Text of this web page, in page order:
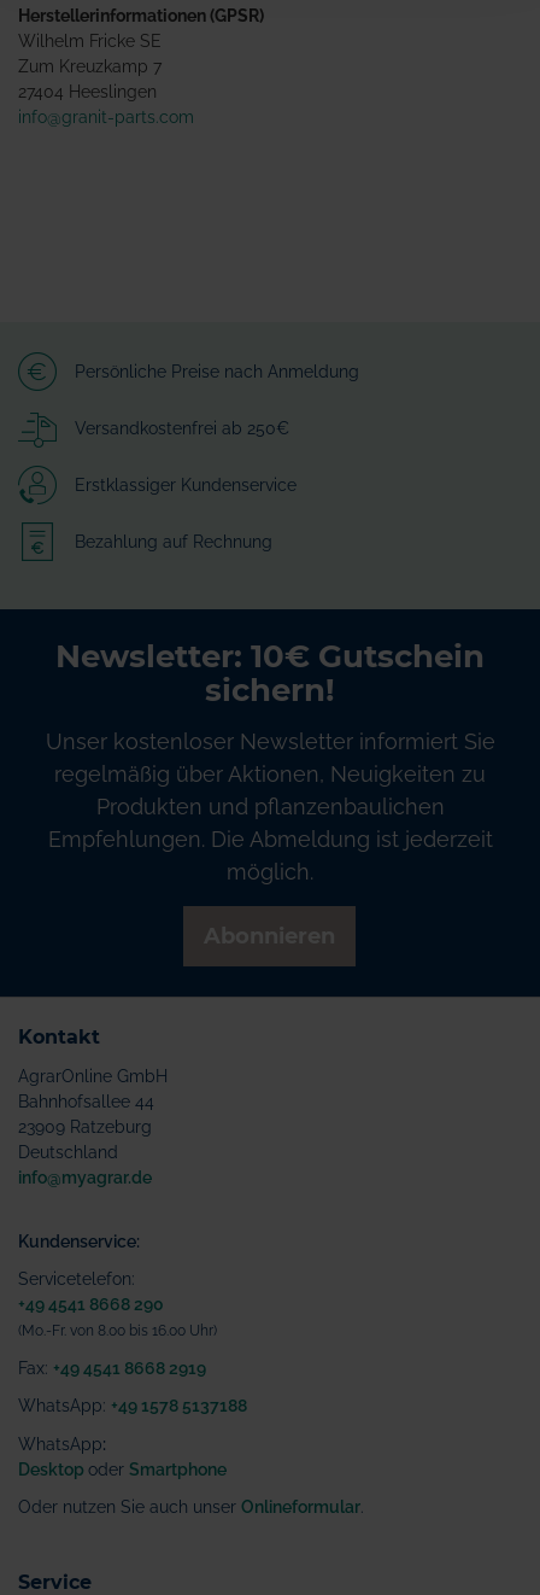
Herstellerinformationen (GPSR)
Wilhelm Fricke SE
Zum Kreuzkamp 7
27404 Heeslingen
info@granit-parts.com
Persönliche Preise nach Anmeldung
Versandkostenfrei ab 250€
Erstklassiger Kundenservice
Bezahlung auf Rechnung
Newsletter: 10€ Gutschein
sichern!
Unser kostenloser Newsletter informiert Sie
regelmäßig über Aktionen, Neuigkeiten zu
Produkten und pflanzenbaulichen
Empfehlungen. Die Abmeldung ist jederzeit
möglich.
Kontakt
AgrarOnline GmbH
Bahnhofsallee 44
23909 Ratzeburg
Deutschland
info@myagrar.de
Kundenservice:
Servicetelefon:
+49 4541 8668 290
(Mo.-Fr. von 8.00 bis 16.00 Uhr)
Fax: +49 4541 8668 2919
WhatsApp: +49 1578 5137188
WhatsApp:
Desktop oder Smartphone
Oder nutzen Sie auch unser Onlineformular
Service